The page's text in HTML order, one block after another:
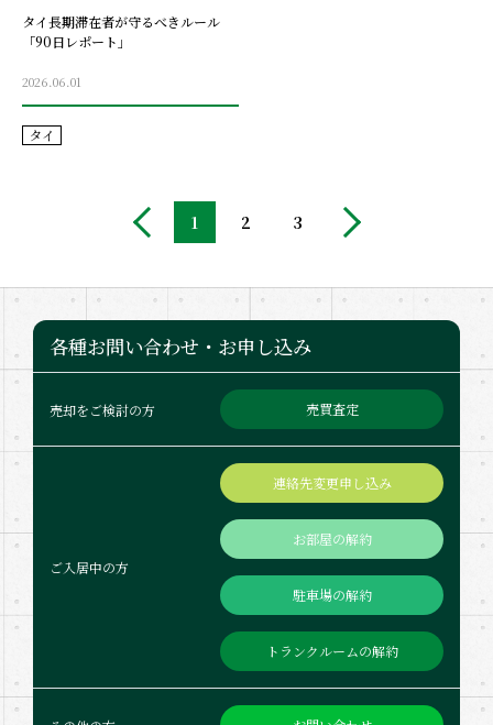
タイ長期滞在者が守るべきルール
「90日レポート」
2026.06.01
タイ
1 2 3
各種お問い合わせ・お申し込み
売却をご検討の方 売買査定
ご入居中の方
連絡先変更申し込み
お部屋の解約
駐車場の解約
トランクルームの解約